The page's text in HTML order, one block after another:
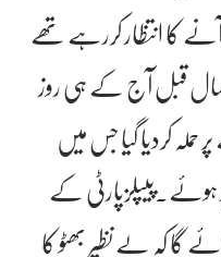
کا انتظار کررہے تھے
وہ تمام خطرات کے باوجود 7 سال قبل آج کے ہی روز
کردیا گیا جس میں
ہوئے۔پیپلزپارٹی کے
گا کہ بے نظیر بھٹو کا